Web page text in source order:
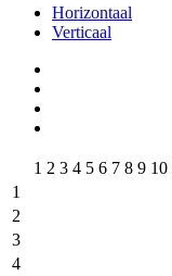
Horizontaal
Verticaal
1 2 3 4 5 6 7 8 9 10
1
2
3
4